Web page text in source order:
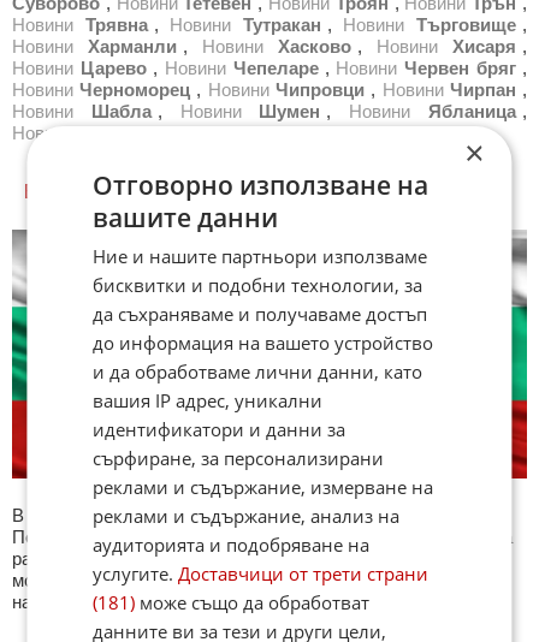
Новини Трявна , Новини Тутракан , Новини Търговище ,
Новини
Харманли , Новини Хасково , Новини Хисаря ,
Новини Царево , Новини Чепеларе , Новини Червен бряг ,
Новини Черноморец , Новини Чипровци , Новини Чирпан ,
Новини
Шабла , Новини Шумен , Новини Ябланица ,
Новини Ямбол ,Новини Всички градове
БЪЛГАРИЯ КУИЗОВЕ
В секция България ще намерите тематична Куиз рубрика.
Периодично се публикува специализиран куиз с въпроси на
различна национална тематика. След края на всеки тест
може да видите резултат с верните отговори, които сте
натрупали. Другите куизове може да намерите тук. Успех !
×
Отговорно използване на
вашите данни
Ние и нашите партньори използваме
бисквитки и подобни технологии, за
да съхраняваме и получаваме достъп
до информация на вашето устройство
и да обработваме лични данни, като
вашия IP адрес, уникални
идентификатори и данни за
сърфиране, за персонализирани
реклами и съдържание, измерване на
реклами и съдържание, анализ на
аудиторията и подобряване на
услугите.Доставчици от трети страни
(181) може също да обработват
данните ви за тези и други цели,